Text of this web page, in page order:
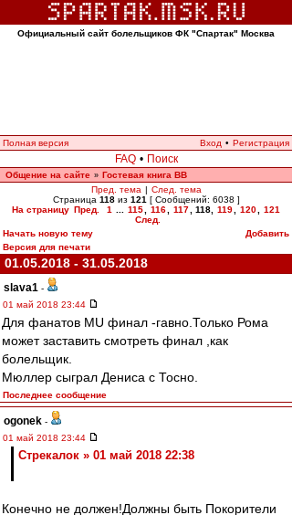
Официальный сайт болельщиков ФК "Спартак" Москва
Полная версия Вход • Регистрация
FAQ • Поиск
Общение на сайте » Гостевая книга ВВ
Пред. тема | След. тема
Страница 118из 121 [ Сообщений: 6038 ]
На страницу Пред. 1 115 116 117 118 119 120
121
След.
Начать новую тему
Добавить
Версия для печати
01.05.2018 - 31.05.2018
slava1 -
01 май 2018 23:44
Для фанатов MU финал -гавно.Только Рома
может заставить смотреть финал ,как
болельщик.
Мюллер сыграл Дениса с Тосно.
Последнее сообщение
ogonek -
01 май 2018 23:44
Стрекалок » 01 май 2018 22:38
Конечно не должен!Должны быть Покорители